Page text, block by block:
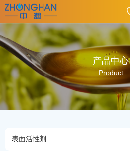
产品中心
Product
表面活性剂